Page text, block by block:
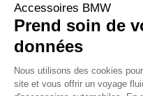
Alimentation
Boitier papillon BMW
Faisceau de câble
d'aspiration BMW
Injecteur BMW
Pompe à carburant